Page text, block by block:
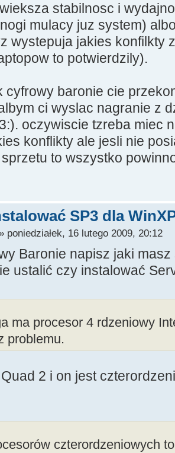
stabilnosc i
mulacy juz system)
wystepuja jakies konfilkty
to potwierdzily).
cyfrowy baronie cie
ci wyslac nagranie z
oczywiscie tzreba miec
konflikty ale jesli nie
to wszystko
SP3 dla
poniedziałek, 16 lutego 2009, 20:12
Baronie napisz jaki masz
ustalić czy instalować
ma procesor 4 rdzeniowy
problemu.
2 i on jest
czterordzeniowych